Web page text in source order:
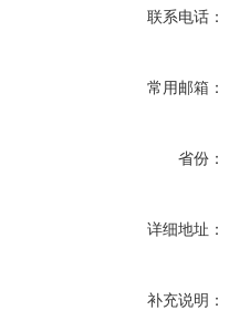
联系电话：
常用邮箱：
省份：
详细地址：
补充说明：